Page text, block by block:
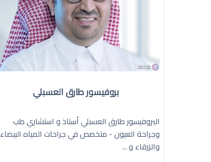
بروفيسور طارق العسبلي
البروفيسور طارق العسبلي أستاذ و استشاري طب
وجراحة العيون - متخصص في جراحات المياه البيضاء
والزرقاء و ...